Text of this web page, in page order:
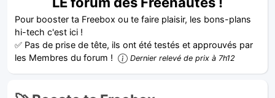
Pour booster ta Freebox ou te faire plaisir, les bons-plans
hi-tech c'est ici !
✅ Pas de prise de tête, ils ont été testés et approuvés par
les Membres du forum !
Dernier relevé de prix à 7h12